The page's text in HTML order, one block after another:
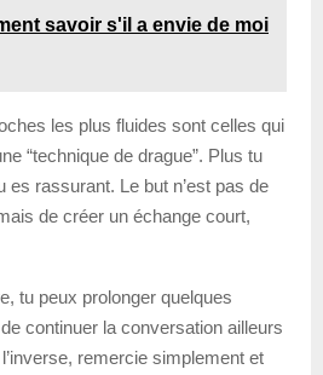
savoir s'il a envie de moi
les plus fluides sont celles qui
“technique de drague”. Plus tu
es rassurant. Le but n’est pas de
de créer un échange court,
tu peux prolonger quelques
continuer la conversation ailleurs
remercie simplement et